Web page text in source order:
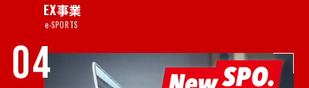
EX事業
e-SPORTS
04